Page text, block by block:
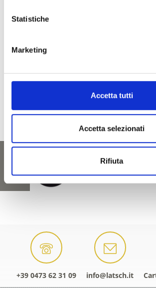
Statistiche
Marketing
Accetta tutti
Accetta selezionati
Rifiuta
torna alla lista
Sì
No
+39 0473 62 31 09 info@latsch.it